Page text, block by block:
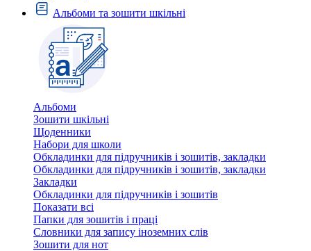
Альбоми та зошити шкільні
Альбоми
Зошити шкільні
Щоденники
Набори для школи
Обкладинки для підручників і зошитів, закладки
Обкладинки для підручників і зошитів, закладки
Закладки
Обкладинки для підручників і зошитів
Показати всі
Папки для зошитів і праці
Словники для запису іноземних слів
Зошити для нот